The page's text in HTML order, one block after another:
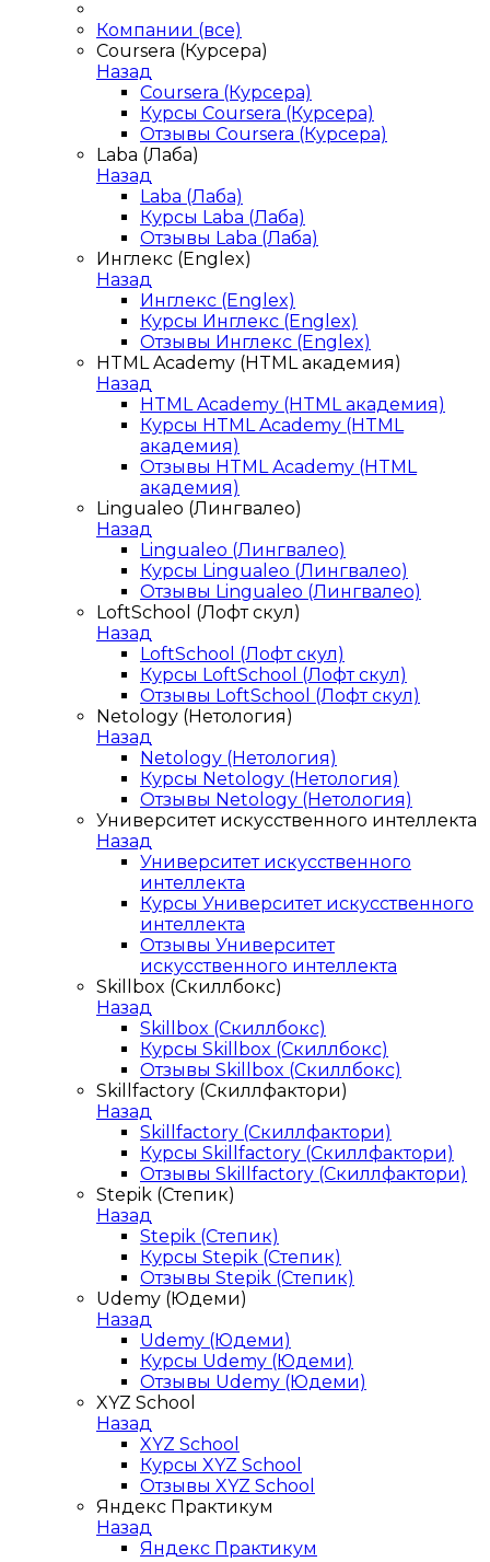
Компании (все)
Coursera (Курсера)
Назад
Coursera (Курсера)
Курсы Coursera (Курсера)
Отзывы Coursera (Курсера)
Laba (Лаба)
Назад
Laba (Лаба)
Курсы Laba (Лаба)
Отзывы Laba (Лаба)
Инглекс (Englex)
Назад
Инглекс (Englex)
Курсы Инглекс (Englex)
Отзывы Инглекс (Englex)
HTML Academy (HTML академия)
Назад
HTML Academy (HTML академия)
Курсы HTML Academy (HTML
академия)
Отзывы HTML Academy (HTML
академия)
Lingualeo (Лингвалео)
Назад
Lingualeo (Лингвалео)
Курсы Lingualeo (Лингвалео)
Отзывы Lingualeo (Лингвалео)
LoftSchool (Лофт скул)
Назад
LoftSchool (Лофт скул)
Курсы LoftSchool (Лофт скул)
Отзывы LoftSchool (Лофт скул)
Netology (Нетология)
Назад
Netology (Нетология)
Курсы Netology (Нетология)
Отзывы Netology (Нетология)
Университет искусственного интеллекта
Назад
Университет искусственного
интеллекта
Курсы Университет искусственного
интеллекта
Отзывы Университет
искусственного интеллекта
Skillbox (Скиллбокс)
Назад
Skillbox (Скиллбокс)
Курсы Skillbox (Скиллбокс)
Отзывы Skillbox (Скиллбокс)
Skillfactory (Скиллфактори)
Назад
Skillfactory (Скиллфактори)
Курсы Skillfactory (Скиллфактори)
Отзывы Skillfactory (Скиллфактори)
Stepik (Степик)
Назад
Stepik (Степик)
Курсы Stepik (Степик)
Отзывы Stepik (Степик)
Udemy (Юдеми)
Назад
Udemy (Юдеми)
Курсы Udemy (Юдеми)
Отзывы Udemy (Юдеми)
XYZ School
Назад
XYZ School
Курсы XYZ School
Отзывы XYZ School
Яндекс Практикум
Назад
Яндекс Практикум